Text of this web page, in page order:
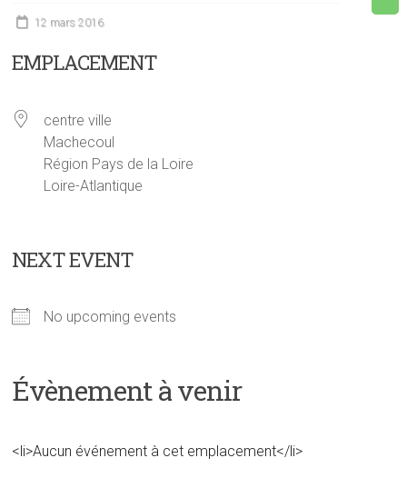
12 mars 2016
EMPLACEMENT
centre ville
Machecoul
Région Pays de la Loire
Loire-Atlantique
NEXT EVENT
No upcoming events
Évènement à venir
<li>Aucun événement à cet emplacement</li>